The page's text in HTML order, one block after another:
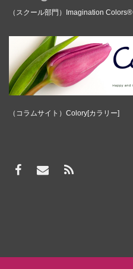
（スクール部門）Imagination Colors®
（コラムサイト）Colory[カラリー]